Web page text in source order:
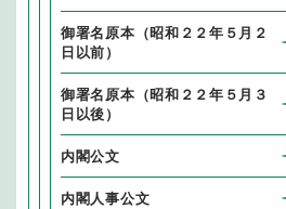
御署名原本（昭和２２年５月２
日以前）
御署名原本（昭和２２年５月３
日以後）
内閣公文
内閣人事公文